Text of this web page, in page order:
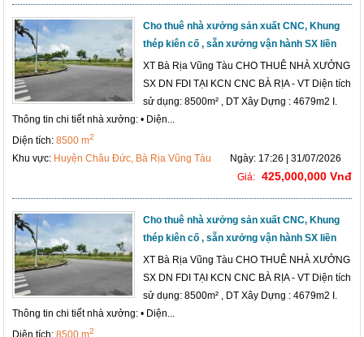
Cho thuê nhà xưởng sản xuất CNC, Khung
thép kiên cố , sẵn xưởng vận hành SX liền
XT Bà Rịa Vũng Tàu CHO THUÊ NHÀ XƯỞNG
SX DN FDI TẠI KCN CNC BÀ RỊA - VT Diện tích
sử dụng: 8500m² , DT Xây Dựng : 4679m2 I.
Thông tin chi tiết nhà xưởng: • Diện...
Diện tích:8500 m2
Khu vực: Huyện Châu Đức, Bà Rịa Vũng Tàu
Ngày: 17:26 | 31/07/2026
Giá: 425,000,000 Vnđ
Cho thuê nhà xưởng sản xuất CNC, Khung
thép kiên cố , sẵn xưởng vận hành SX liền
XT Bà Rịa Vũng Tàu CHO THUÊ NHÀ XƯỞNG
SX DN FDI TẠI KCN CNC BÀ RỊA - VT Diện tích
sử dụng: 8500m² , DT Xây Dựng : 4679m2 I.
Thông tin chi tiết nhà xưởng: • Diện...
Diện tích:8500 m2